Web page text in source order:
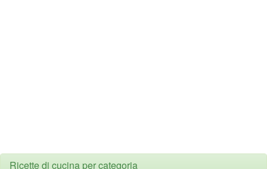
Ricette di cucina per categoria